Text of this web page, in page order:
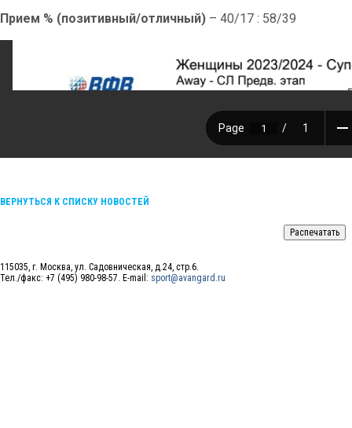
Прием % (позитивный/отличный) – 40/17 : 58/39
ВЕРНУТЬСЯ К СПИСКУ НОВОСТЕЙ
115035, г. Москва, ул. Садовническая, д.24, стр.6.
Тел./факс: +7 (495) 980-98-57. E-mail: sport@avangard.ru